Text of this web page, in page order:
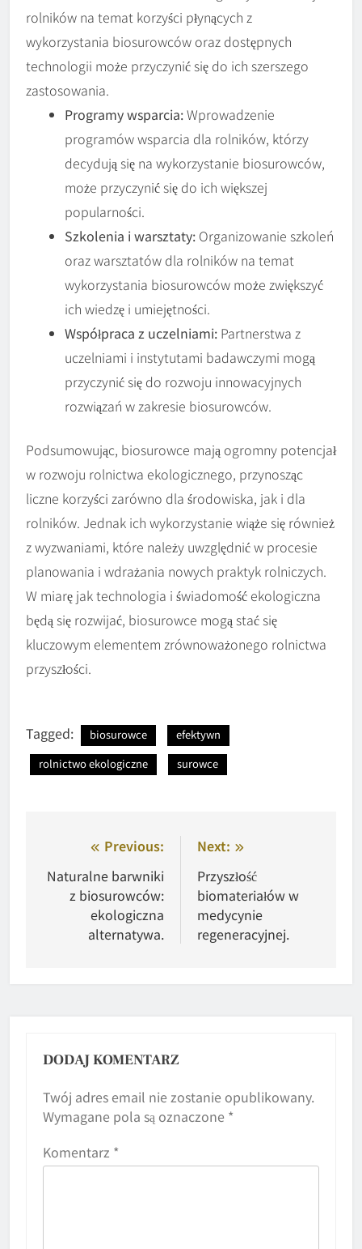
rolników na temat korzyści płynących z
wykorzystania biosurowców oraz dostępnych
technologii może przyczynić się do ich szerszego
zastosowania.
Programy wsparcia:Wprowadzenie
programów wsparcia dla rolników, którzy
decydują się na wykorzystanie biosurowców,
może przyczynić się do ich większej
popularności.
Szkolenia i warsztaty: Organizowanie szkoleń
oraz warsztatów dla rolników na temat
wykorzystania biosurowców może zwiększyć
ich wiedzę i umiejętności.
Współpraca z uczelniami: Partnerstwa z
uczelniami i instytutami badawczymi mogą
przyczynić się do rozwoju innowacyjnych
rozwiązań w zakresie biosurowców.
Podsumowując, biosurowce mają ogromny potencjał
w rozwoju rolnictwa ekologicznego, przynosząc
liczne korzyści zarówno dla środowiska, jak i dla
rolników. Jednak ich wykorzystanie wiąże się również
z wyzwaniami, które należy uwzględnić w procesie
planowania i wdrażania nowych praktyk rolniczych.
W miarę jak technologia i świadomość ekologiczna
będą się rozwijać, biosurowce mogą stać się
kluczowym elementem zrównoważonego rolnictwa
przyszłości.
Tagged: biosurowce
efektywn
rolnictwo ekologiczne
surowce
Nawigacja
wpisu
Previous:
Naturalne barwniki
z biosurowców:
ekologiczna
alternatywa.
Next:
Przyszłość
biomateriałów w
medycynie
regeneracyjnej.
DODAJ KOMENTARZ
Twój adres email nie zostanie opublikowany.
Wymagane pola są oznaczone *
Komentarz *